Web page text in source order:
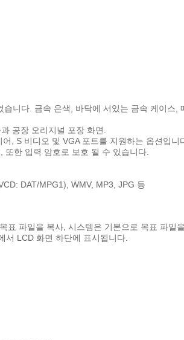
니다. 금속 은색, 바닥에 서있는 금속 케이스,
공장 오리지널 포장 화면.
, S 비디오 및 VGA 포트를 지원하는 옵션입니
한 입력 암호로 보호 될 수 있습니다.
DAT/MPG1), WMV, MP3, JPG 등
파일을 복사, 시스템은 기본으로 목표 파일
LCD 화면 하단에 표시됩니다.